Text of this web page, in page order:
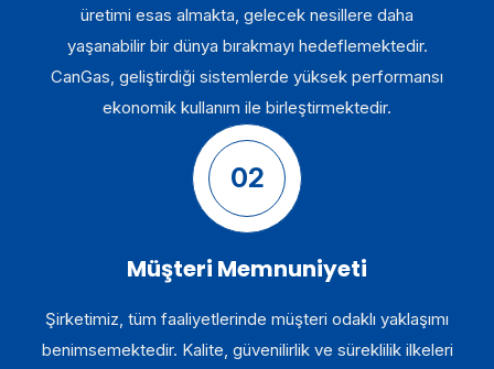
üretimi esas almakta, gelecek nesillere daha
yaşanabilir bir dünya bırakmayı hedeflemektedir.
CanGas, geliştirdiği sistemlerde yüksek performansı
ekonomik kullanım ile birleştirmektedir.
02
Müşteri Memnuniyeti
Şirketimiz, tüm faaliyetlerinde müşteri odaklı yaklaşımı
benimsemektedir. Kalite, güvenilirlik ve süreklilik ilkeleri